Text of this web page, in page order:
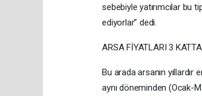
sebebiyle yatırımcılar bu
ediyorlar” dedi.
ARSA FİYATLARI 3
Bu arada arsanın yıllardır
aynı döneminden (Ocak-